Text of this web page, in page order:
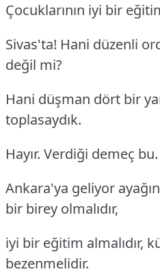
Çocuklarının iyi bir
Sivas'ta! Hani düzenli
değil mi?
Hani düşman dört bir
toplasaydık.
Hayır. Verdiği demeç bu.
Ankara'ya geliyor
bir birey olmalıdır,
iyi bir eğitim almalıdır,
bezenmelidir.